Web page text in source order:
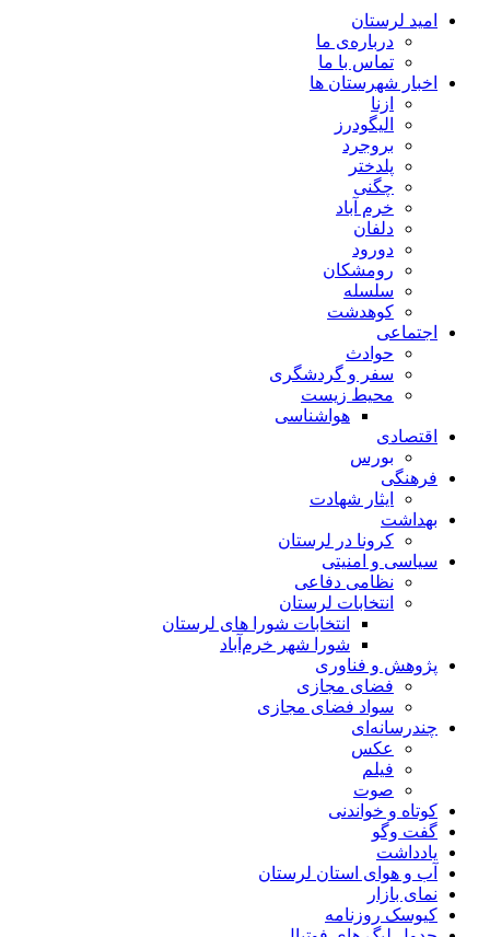
امید لرستان
درباره‌ی ما
تماس با ما
اخبار شهرستان ها
ازنا
الیگودرز
بروجرد
پلدختر
چگنی
خرم آباد
دلفان
دورود
رومشکان
سلسله
کوهدشت
اجتماعی
حوادث
سفر و گردشگری
محیط زیست
هواشناسی
اقتصادی
بورس
فرهنگی
ایثار شهادت
بهداشت
کرونا در لرستان
سیاسی و امنیتی
نظامی دفاعی
انتخابات لرستان
انتخابات شورا های لرستان
شورا شهر خرم‌آباد
پژوهش و فناوری
فضای مجازی
سواد فضای مجازی
چندرسانه‌ای
عكس
فیلم
صوت
کوتاه و خواندنی
گفت وگو
یادداشت
آب و هوای استان لرستان
نمای بازار
کیوسک روزنامه